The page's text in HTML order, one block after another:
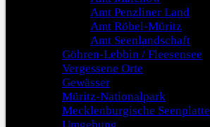
Amt Penzliner Land
Amt Röbel-Müritz
Amt Seenlandschaft
Göhren-Lebbin / Fleesensee
Vergessene Orte
Gewässer
Müritz-Nationalpark
Mecklenburgische Seenplatte